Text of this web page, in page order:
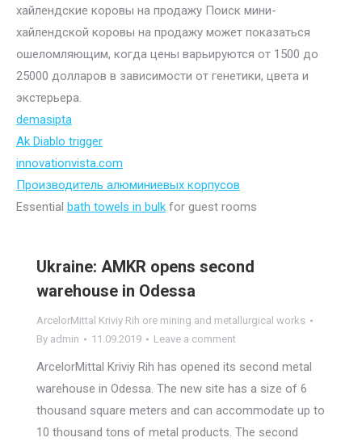
хайлендские коровы на продажу Поиск мини-
хайлендской коровы на продажу может показаться
ошеломляющим, когда цены варьируются от 1500 до
25000 долларов в зависимости от генетики, цвета и
экстерьера.
demasipta
Ak Diablo trigger
innovationvista.com
Производитель алюминиевых корпусов
Essential bath towels in bulk for guest rooms
Ukraine: AMKR opens second
warehouse in Odessa
ArcelorMittal Kriviy Rih ore mining and metallurgical works
By admin 11.09.2019 Leave a comment
ArcelorMittal Kriviy Rih has opened its second metal
warehouse in Odessa. The new site has a size of 6
thousand square meters and can accommodate up to
10 thousand tons of metal products. The second